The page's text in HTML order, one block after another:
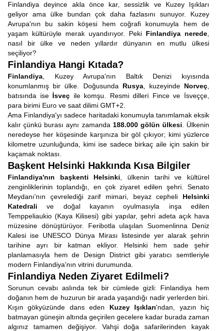
Finlandiya deyince akla önce kar, sessizlik ve Kuzey Işıkları
geliyor ama ülke bundan çok daha fazlasını sunuyor. Kuzey
Avrupa'nın bu sakin köşesi hem coğrafi konumuyla hem de
yaşam kültürüyle merak uyandırıyor. Peki Finlandiya nerede
nasıl bir ülke ve neden yıllardır dünyanın en mutlu ülkesi
seçiliyor?
Finlandiya Hangi Kıtada?
Finlandiya , Kuzey Avrupa'nın Baltık Denizi kıyısında
konumlanmış bir ülke. Doğusunda Rusya, kuzeyinde Norveç
batısında ise İsveç ile komşu. Resmi dilleri Fince ve İsveççe,
para birimi Euro ve saat dilimi GMT+2.
Ama Finlandiya'yı sadece haritadaki konumuyla tanımlamak eksik
kalır çünkü burası aynı zamanda 188.000 gölün ülkesi . Ülkenin
neredeyse her köşesinde karşınıza bir göl çıkıyor; kimi yüzlerce
kilometre uzunluğunda, kimi ise sadece birkaç aile için sakin bir
kaçamak noktası.
Başkent Helsinki Hakkında Kısa Bilgiler
Finlandiya'nın başkenti Helsinki , ülkenin tarihi ve kültürel
zenginliklerinin toplandığı, en çok ziyaret edilen şehri. Senato
Meydanı'nın çevrelediği zarif mimari, beyaz cepheli Helsinki
Katedrali ve doğal kayanın oyulmasıyla inşa edilen
Temppeliaukio (Kaya Kilisesi) gibi yapılar, şehri adeta açık hava
müzesine dönüştürüyor. Feribotla ulaşılan Suomenlinna Deniz
Kalesi ise UNESCO Dünya Mirası listesinde yer alarak şehrin
tarihine ayrı bir katman ekliyor. Helsinki hem sade şehir
planlamasıyla hem de Design District gibi yaratıcı semtleriyle
modern Finlandiya'nın vitrini durumunda.
Finlandiya Neden Ziyaret Edilmeli?
Sorunun cevabı aslında tek bir cümlede gizli: Finlandiya hem
doğanın hem de huzurun bir arada yaşandığı nadir yerlerden biri.
Kışın gökyüzünde dans eden Kuzey Işıkları'ndan, yazın hiç
batmayan güneşin altında geçirilen gecelere kadar burada zaman
algınız tamamen değişiyor. Vahşi doğa safarilerinden kayak